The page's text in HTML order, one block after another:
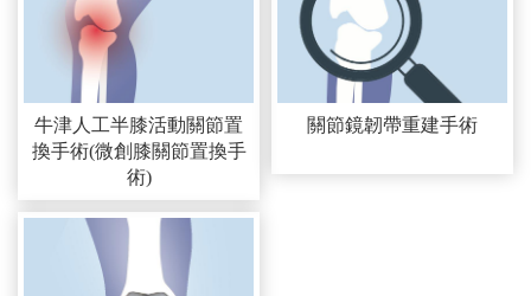
牛津人工半膝活動關節置
換手術(微創膝關節置換手
術)
關節鏡韌帶重建手術